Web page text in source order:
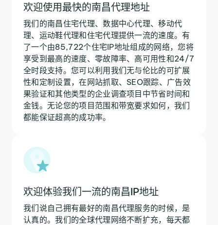
欢迎使用最快的南昌代理地址
我们的南昌住宅代理、数据中心代理、移动代
理、运动鞋代理和住宅代理提供一流的速度。有
了一个由85,722个住宅IP地址组成的网络，您将
享受到最高的速度、零故障率、高可用性和24/7
全时段支持。您可以利用我们无与伦比的可扩展
性和定制设置，在网站抓取、SEO跟踪、广告效
果验证和其他类型的企业调查项目中节省时间和
金钱。无论您的项目范围和带宽要求如何，我们
都能保证超高的成功率。
欢迎体验我们一流的南昌IP地址
我们说自己拥有最好的南昌代理服务的时候，是
认真的。我们的全球代理网络不断扩充，每天都